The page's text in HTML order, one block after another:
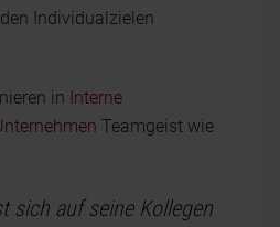
Individualzielen
in Interne
Teamgeist wie
sich auf seine Kollegen